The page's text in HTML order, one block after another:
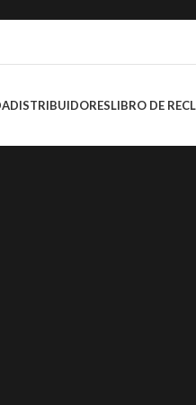
DISTRIBUIDORESLIBRO DE